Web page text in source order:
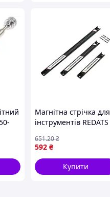
Магнітна стрічка для
інструментів REDATS
органайзер для
інструментів з
магнітом
592 ₴
651.20₴
Купити